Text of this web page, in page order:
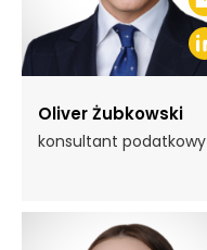
Oliver Żubkowski
konsultant podatkowy